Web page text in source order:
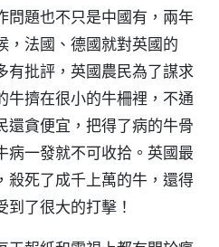
問題也不只是中國有，兩年
，法國、德國就對英國的
有批評，英國農民為了謀求
牛擠在很小的牛柵裡，不通
還貪便宜，把得了病的牛骨
病一發就不可收拾。英國最
殺死了成千上萬的牛，還得
了很大的打擊！